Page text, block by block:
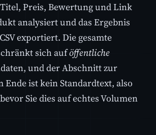
Preis, Bewertung und Link
analysiert und das Ergebnis
exportiert. Die gesamte
sich auföffentliche
und der Abschnitt zur
Ende ist kein Standardtext, also
Sie dies auf echtes Volumen